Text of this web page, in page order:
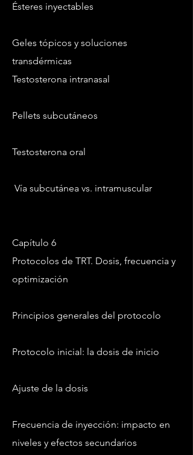
Ésteres inyectables
Geles tópicos y soluciones
transdérmicas
Testosterona intranasal
Pellets subcutáneos
Testosterona oral
Vía subcutánea vs. intramuscular
Capítulo 6
Protocolos de TRT. Dosis, frecuencia y
optimización
Principios generales del protocolo
Protocolo inicial: la dosis de inicio
Ajuste de la dosis
Frecuencia de inyección: impacto en
niveles y efectos secundarios